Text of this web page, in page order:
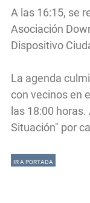
A las 16:15, se
Asociación
Dispositivo
La agenda
con vecinos en
las 18:00
Situación" por
IR A PORTADA